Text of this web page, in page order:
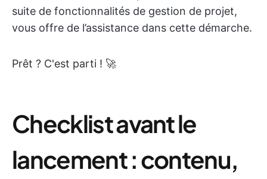
suite de fonctionnalités de gestion de projet,
vous offre de l’assistance dans cette démarche.
Prêt ? C'est parti ! 🚀
Checklist avant le
lancement : contenu,